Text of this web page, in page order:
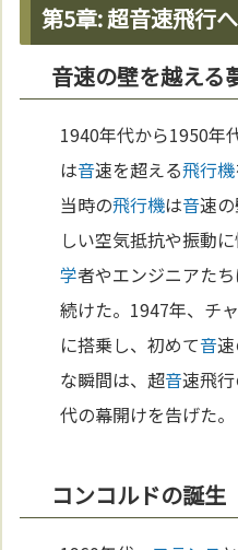
第5章: 超音速飛行
音速の壁を越える
1940年代から1950年
は音速を超える飛行機
当時の飛行機は音速
しい空気抵抗や振動
学者やエンジニアた
続けた。1947年、チ
に搭乗し、初めて音
な瞬間は、超音速飛
代の幕開けを告げた。
コンコルドの誕生